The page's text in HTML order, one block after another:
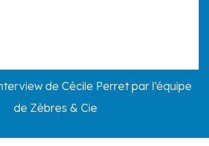
de Cécile Perret par l’équipe
de Zèbres & Cie